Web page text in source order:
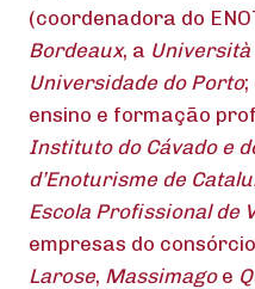
(coordenadora do
Bordeaux, a Università
Universidade do Porto;
ensino e formação
Instituto do Cávado e
d’Enoturisme de
Escola Profissional de
empresas do
Larose, Massimagoe